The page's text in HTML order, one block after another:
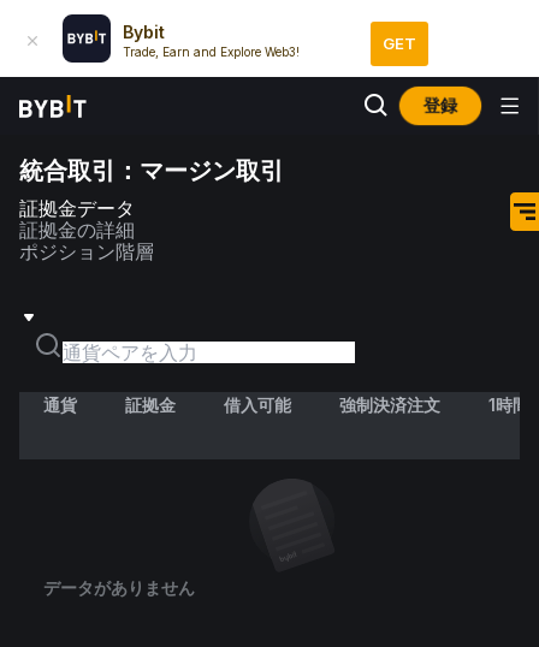
Bybit
Trade, Earn and Explore Web3! GET
登録
統合取引：マージン取引
証拠金データ
証拠金の詳細
ポジション階層
通貨 証拠金 借入可能 強制決済注文 1時間
データがありません